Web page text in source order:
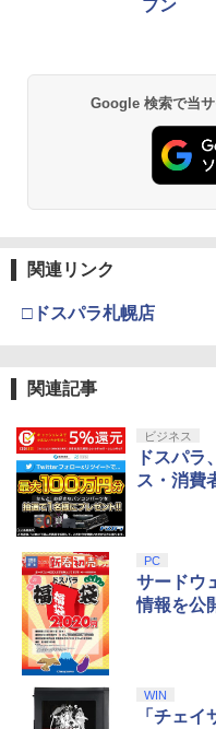
プロ
￥
4
￥
￥
【純
ラー
￥
【純
5
【
￥
劇場
窩座
￥
4
劇場
5
【
し
プン
Google 検索で当
関連リンク
□ドスパラ札幌店
関連記事
ビジネス
ドスパ
ス・消費
PC
サードウ
情報を公
WIN
「チェ